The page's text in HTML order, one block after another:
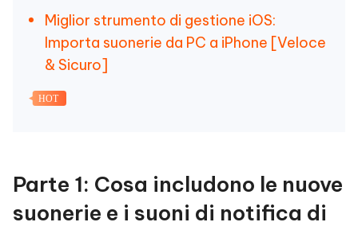
Miglior strumento di gestione iOS:
Importa suonerie da PC a iPhone [Veloce
& Sicuro]
HOT
Parte 1: Cosa includono le nuove
suonerie e i suoni di notifica di